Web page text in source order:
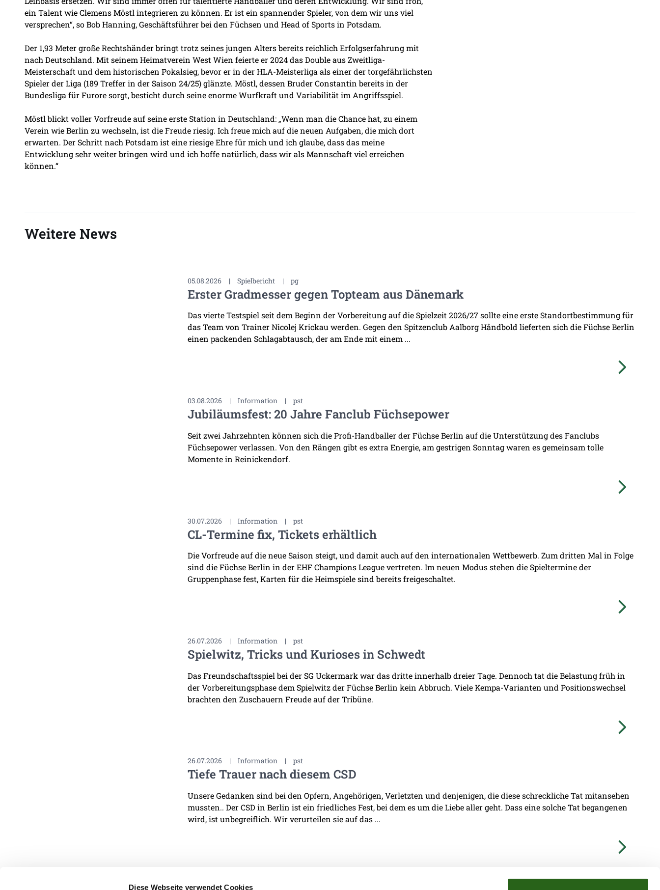
Diese Webseite verwendet Cookies
ein Talent wie Clemens Möstl integrieren zu können. Er ist ein spannender Spieler, von dem wir uns viel
versprechen“, so Bob Hanning, Geschäftsführer bei den Füchsen und Head of Sports in Potsdam.
Der 1,93 Meter große Rechtshänder bringt trotz seines jungen Alters bereits reichlich Erfolgserfahrung mit
nach Deutschland. Mit seinem Heimatverein West Wien feierte er 2024 das Double aus Zweitliga-
Meisterschaft und dem historischen Pokalsieg, bevor er in der HLA-Meisterliga als einer der torgefährlichsten
Spieler der Liga (189 Treffer in der Saison 24/25) glänzte. Möstl, dessen Bruder Constantin bereits in der
Bundesliga für Furore sorgt, besticht durch seine enorme Wurfkraft und Variabilität im Angriffsspiel.
Möstl blickt voller Vorfreude auf seine erste Station in Deutschland: „Wenn man die Chance hat, zu einem
Verein wie Berlin zu wechseln, ist die Freude riesig. Ich freue mich auf die neuen Aufgaben, die mich dort
erwarten. Der Schritt nach Potsdam ist eine riesige Ehre für mich und ich glaube, dass das meine
Entwicklung sehr weiter bringen wird und ich hoffe natürlich, dass wir als Mannschaft viel erreichen
können.“
Weitere News
05.08.2026 | Spielbericht | pg
Erster Gradmesser gegen Topteam aus Dänemark
Das vierte Testspiel seit dem Beginn der Vorbereitung auf die Spielzeit 2026/27 sollte eine erste Standortbestimmung für
das Team von Trainer Nicolej Krickau werden. Gegen den Spitzenclub Aalborg Håndbold lieferten sich die Füchse Berlin
einen packenden Schlagabtausch, der am Ende mit einem ...
03.08.2026 | Information | pst
Jubiläumsfest: 20 Jahre Fanclub Füchsepower
Seit zwei Jahrzehnten können sich die Profi-Handballer der Füchse Berlin auf die Unterstützung des Fanclubs
Füchsepower verlassen. Von den Rängen gibt es extra Energie, am gestrigen Sonntag waren es gemeinsam tolle
Momente in Reinickendorf.
30.07.2026 | Information | pst
CL-Termine fix, Tickets erhältlich
Die Vorfreude auf die neue Saison steigt, und damit auch auf den internationalen Wettbewerb. Zum dritten Mal in Folge
sind die Füchse Berlin in der EHF Champions League vertreten. Im neuen Modus stehen die Spieltermine der
Gruppenphase fest, Karten für die Heimspiele sind bereits freigeschaltet.
26.07.2026 | Information | pst
Spielwitz, Tricks und Kurioses in Schwedt
Das Freundschaftsspiel bei der SG Uckermark war das dritte innerhalb dreier Tage. Dennoch tat die Belastung früh in
der Vorbereitungsphase dem Spielwitz der Füchse Berlin kein Abbruch. Viele Kempa-Varianten und Positionswechsel
brachten den Zuschauern Freude auf der Tribüne.
26.07.2026 | Information | pst
Tiefe Trauer nach diesem CSD
Unsere Gedanken sind bei den Opfern, Angehörigen, Verletzten und denjenigen, die diese schreckliche Tat mitansehen
mussten.. Der CSD in Berlin ist ein friedliches Fest, bei dem es um die Liebe aller geht. Dass eine solche Tat begangenen
wird, ist unbegreiflich. Wir verurteilen sie auf das ...